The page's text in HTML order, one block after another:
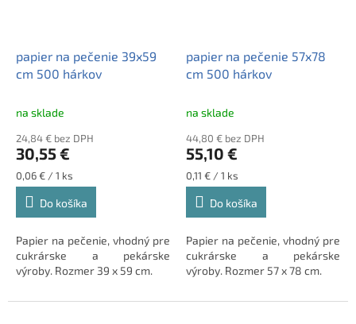
papier na pečenie 39x59
cm 500 hárkov
na sklade
24,84 € bez DPH
30,55 €
Jednotková
cena:
0,06 € / 1 ks
Do košíka
Papier na pečenie, vhodný pre
cukrárske a pekárske
výroby. Rozmer 39 x 59 cm.
papier na pečenie 57x78
cm 500 hárkov
na sklade
44,80 € bez DPH
55,10 €
Jednotková
cena:
0,11 € / 1 ks
Do košíka
Papier na pečenie, vhodný pre
cukrárske a pekárske
výroby. Rozmer 57 x 78 cm.